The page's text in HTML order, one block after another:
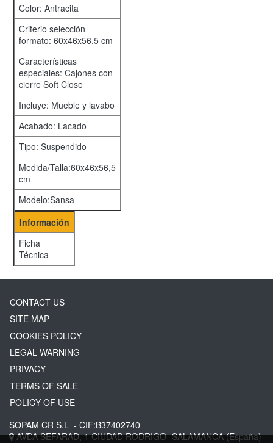
Color: Antracita
Criterio selección
formato: 60x46x56,5 cm
Características
especiales: Cajones con
cierre Soft Close
Incluye: Mueble y lavabo
Acabado: Lacado
Tipo: Suspendido
Medida/Talla:60x46x56,5
cm
Modelo:Sansa
Información
Ficha
Técnica
CONTACT US
SITE MAP
COOKIES POLICY
LEGAL WARNING
PRIVACY
TERMS OF SALE
POLICY OF USE
SOPAM CR S.L - CIF:B37402740
AVDA SEFARAD, 1CIUDAD RODRIGO-SALAMANCA(España)